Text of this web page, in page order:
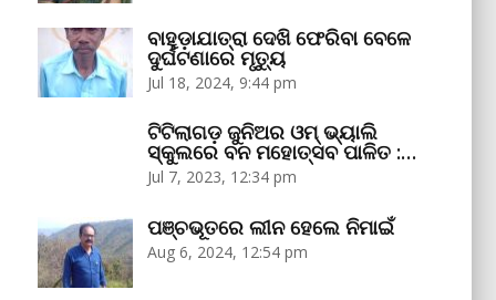
ବାହୁଡ଼ାଯାତ୍ରା ଦେଖି ଫେରିବା ବେଳେ
ଦୁର୍ଘଟଣାରେ ମୃତ୍ୟୁ
Jul 18, 2024, 9:44 pm
ଟିଟିଲାଗଡ଼ ଜୁନିଅର ଓମ୍‌ ଭ୍ୟାଲି
ସ୍କୁଲରେ ବନ ମହୋତ୍ସବ ପାଳିତ :…
Jul 7, 2023, 12:34 pm
ପଞ୍ଚଭୂତରେ ଲୀନ ହେଲେ ନିମାଇଁ
Aug 6, 2024, 12:54 pm